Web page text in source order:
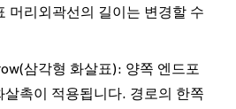
머리외곽선의 길이는 변경할 수
(삼각형 화살표): 양쪽 엔드포
살촉이 적용됩니다. 경로의 한쪽